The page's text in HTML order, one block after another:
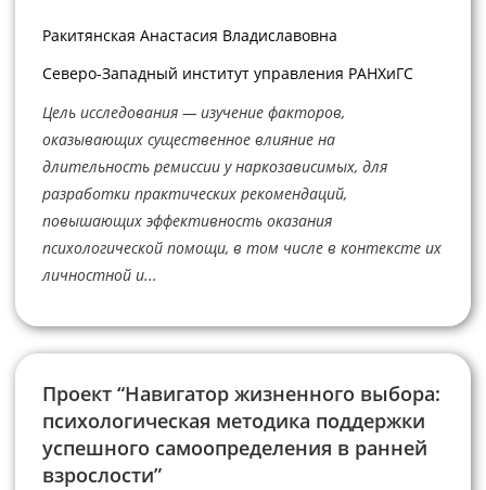
Ракитянская Анастасия Владиславовна
Северо-Западный институт управления РАНХиГС
Цель исследования — изучение факторов,
оказывающих существенное влияние на
длительность ремиссии у наркозависимых, для
разработки практических рекомендаций,
повышающих эффективность оказания
психологической помощи, в том числе в контексте их
личностной и...
Проект “Навигатор жизненного выбора:
психологическая методика поддержки
успешного самоопределения в ранней
взрослости”